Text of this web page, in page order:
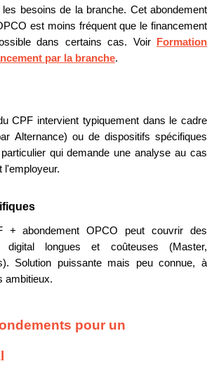
besoins de la branche. Cet abondement
est moins fréquent que le financement
dans certains cas. Voir
Formation
par la branche.
CPF intervient typiquement dans le cadre
Alternance) ou de dispositifs spécifiques
qui demande une analyse au cas
l'employeur.
+ abondement OPCO peut couvrir des
digital longues et coûteuses (Master,
Solution puissante mais peu connue, à
ambitieux.
pour un